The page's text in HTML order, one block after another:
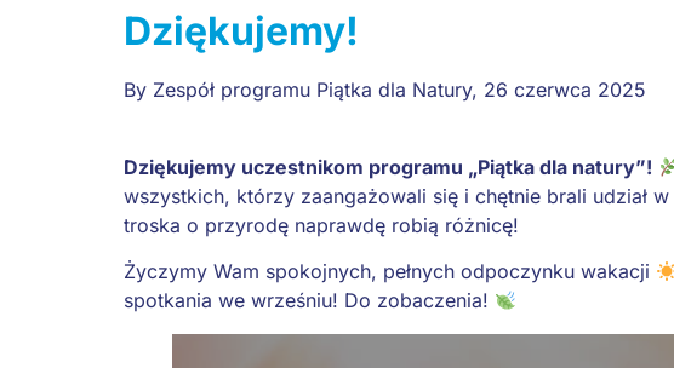
Dziękujemy!
By Zespół programu Piątka dla Natury, 26 czerwca 2025
Dziękujemy uczestnikom programu „Piątka dla natury”!
wszystkich, którzy zaangażowali się i chętnie brali udział
troska o przyrodę naprawdę robią różnicę!
Życzymy Wam spokojnych, pełnych odpoczynku wakacji
spotkania we wrześniu! Do zobaczenia!